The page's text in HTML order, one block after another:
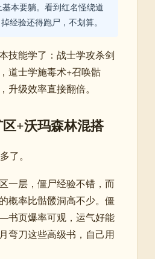
本要躺。看到红名怪绕道
经验还得跑尸，不划算。
技能学了：战士学攻杀剑
道士学施毒术+召唤骷
升级效率直接翻倍。
区+沃玛森林混搭
了。
一层，僵尸经验不错，而
概率比骷髅洞高不少。僵
页爆率可观，运气好能
弯刀这些高级书，自己用